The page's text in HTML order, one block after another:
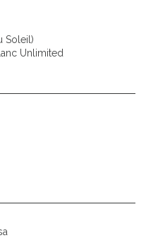
Soleil)
Unlimited